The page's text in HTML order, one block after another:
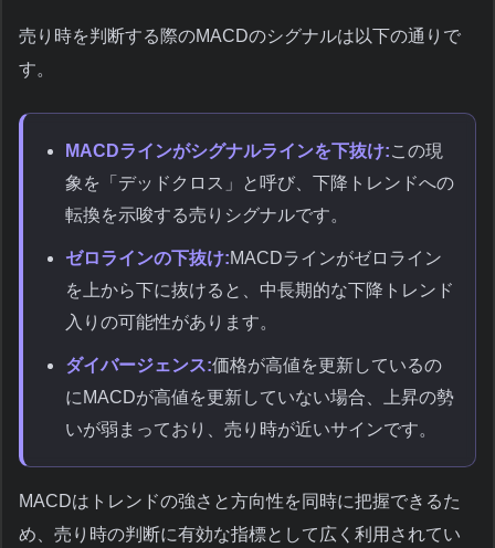
売り時を判断する際のMACDのシグナルは以下の通りで
す。
MACDラインがシグナルラインを下抜け:この現
象を「デッドクロス」と呼び、下降トレンドへの
転換を示唆する売りシグナルです。
ゼロラインの下抜け:MACDラインがゼロライン
を上から下に抜けると、中長期的な下降トレンド
入りの可能性があります。
ダイバージェンス:価格が高値を更新しているの
にMACDが高値を更新していない場合、上昇の勢
いが弱まっており、売り時が近いサインです。
MACDはトレンドの強さと方向性を同時に把握できるた
め、売り時の判断に有効な指標として広く利用されてい